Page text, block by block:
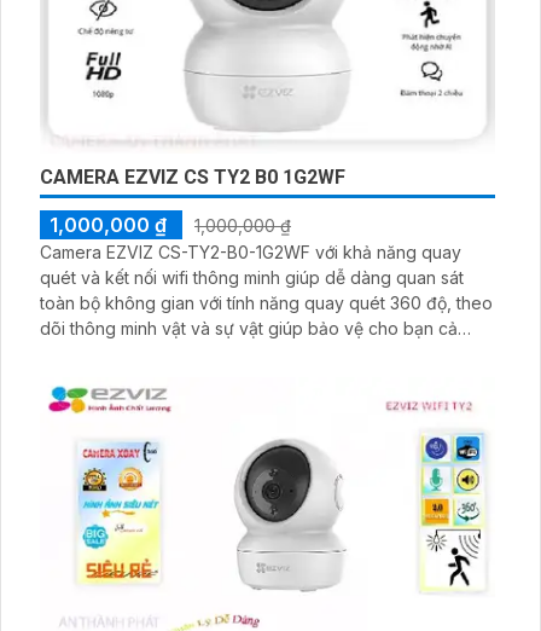
CAMERA EZVIZ CS TY2 B0 1G2WF
1,000,000 ₫
1,000,000 ₫
Camera EZVIZ CS-TY2-B0-1G2WF với khả năng quay
quét và kết nối wifi thông minh giúp dễ dàng quan sát
toàn bộ không gian với tính năng quay quét 360 độ, theo
dõi thông minh vật và sự vật giúp bảo vệ cho bạn cả